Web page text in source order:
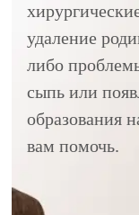
удаление
либо
сыпь или
образования
вам помочь.